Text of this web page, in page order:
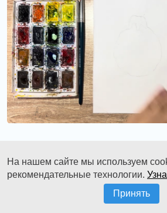
Это композиционно
гармонично смотреться в
На нашем сайте мы используем
рекомендательные технологии.
Принять